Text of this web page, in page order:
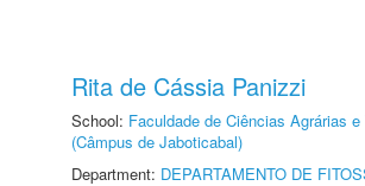
Rita de Cássia Panizzi
School: Faculdade de Ciências Agrárias e
(Câmpus de Jaboticabal)
Department: DEPARTAMENTO DE